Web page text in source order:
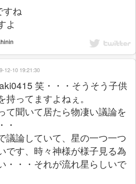
すね
よ
笑・・・そうそう子供
ってますよねぇ。
て聞いて居たら物凄い議論を
・
議論していて、星の一つ一つ
です、時々神様が様子見る為
・・・それが流れ星らしいで
12-10 19:21:30